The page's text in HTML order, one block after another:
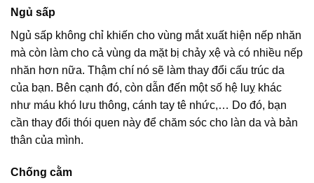
Ngủ sấp
Ngủ sấp không chỉ khiến cho vùng mắt xuất hiện nếp nhăn
mà còn làm cho cả vùng da mặt bị chảy xệ và có nhiều nếp
nhăn hơn nữa. Thậm chí nó sẽ làm thay đổi cấu trúc da
của bạn. Bên cạnh đó, còn dẫn đến một số hệ luỵ khác
như máu khó lưu thông, cánh tay tê nhức,… Do đó, bạn
cần thay đổi thói quen này để chăm sóc cho làn da và bản
thân của mình.
Chống cằm